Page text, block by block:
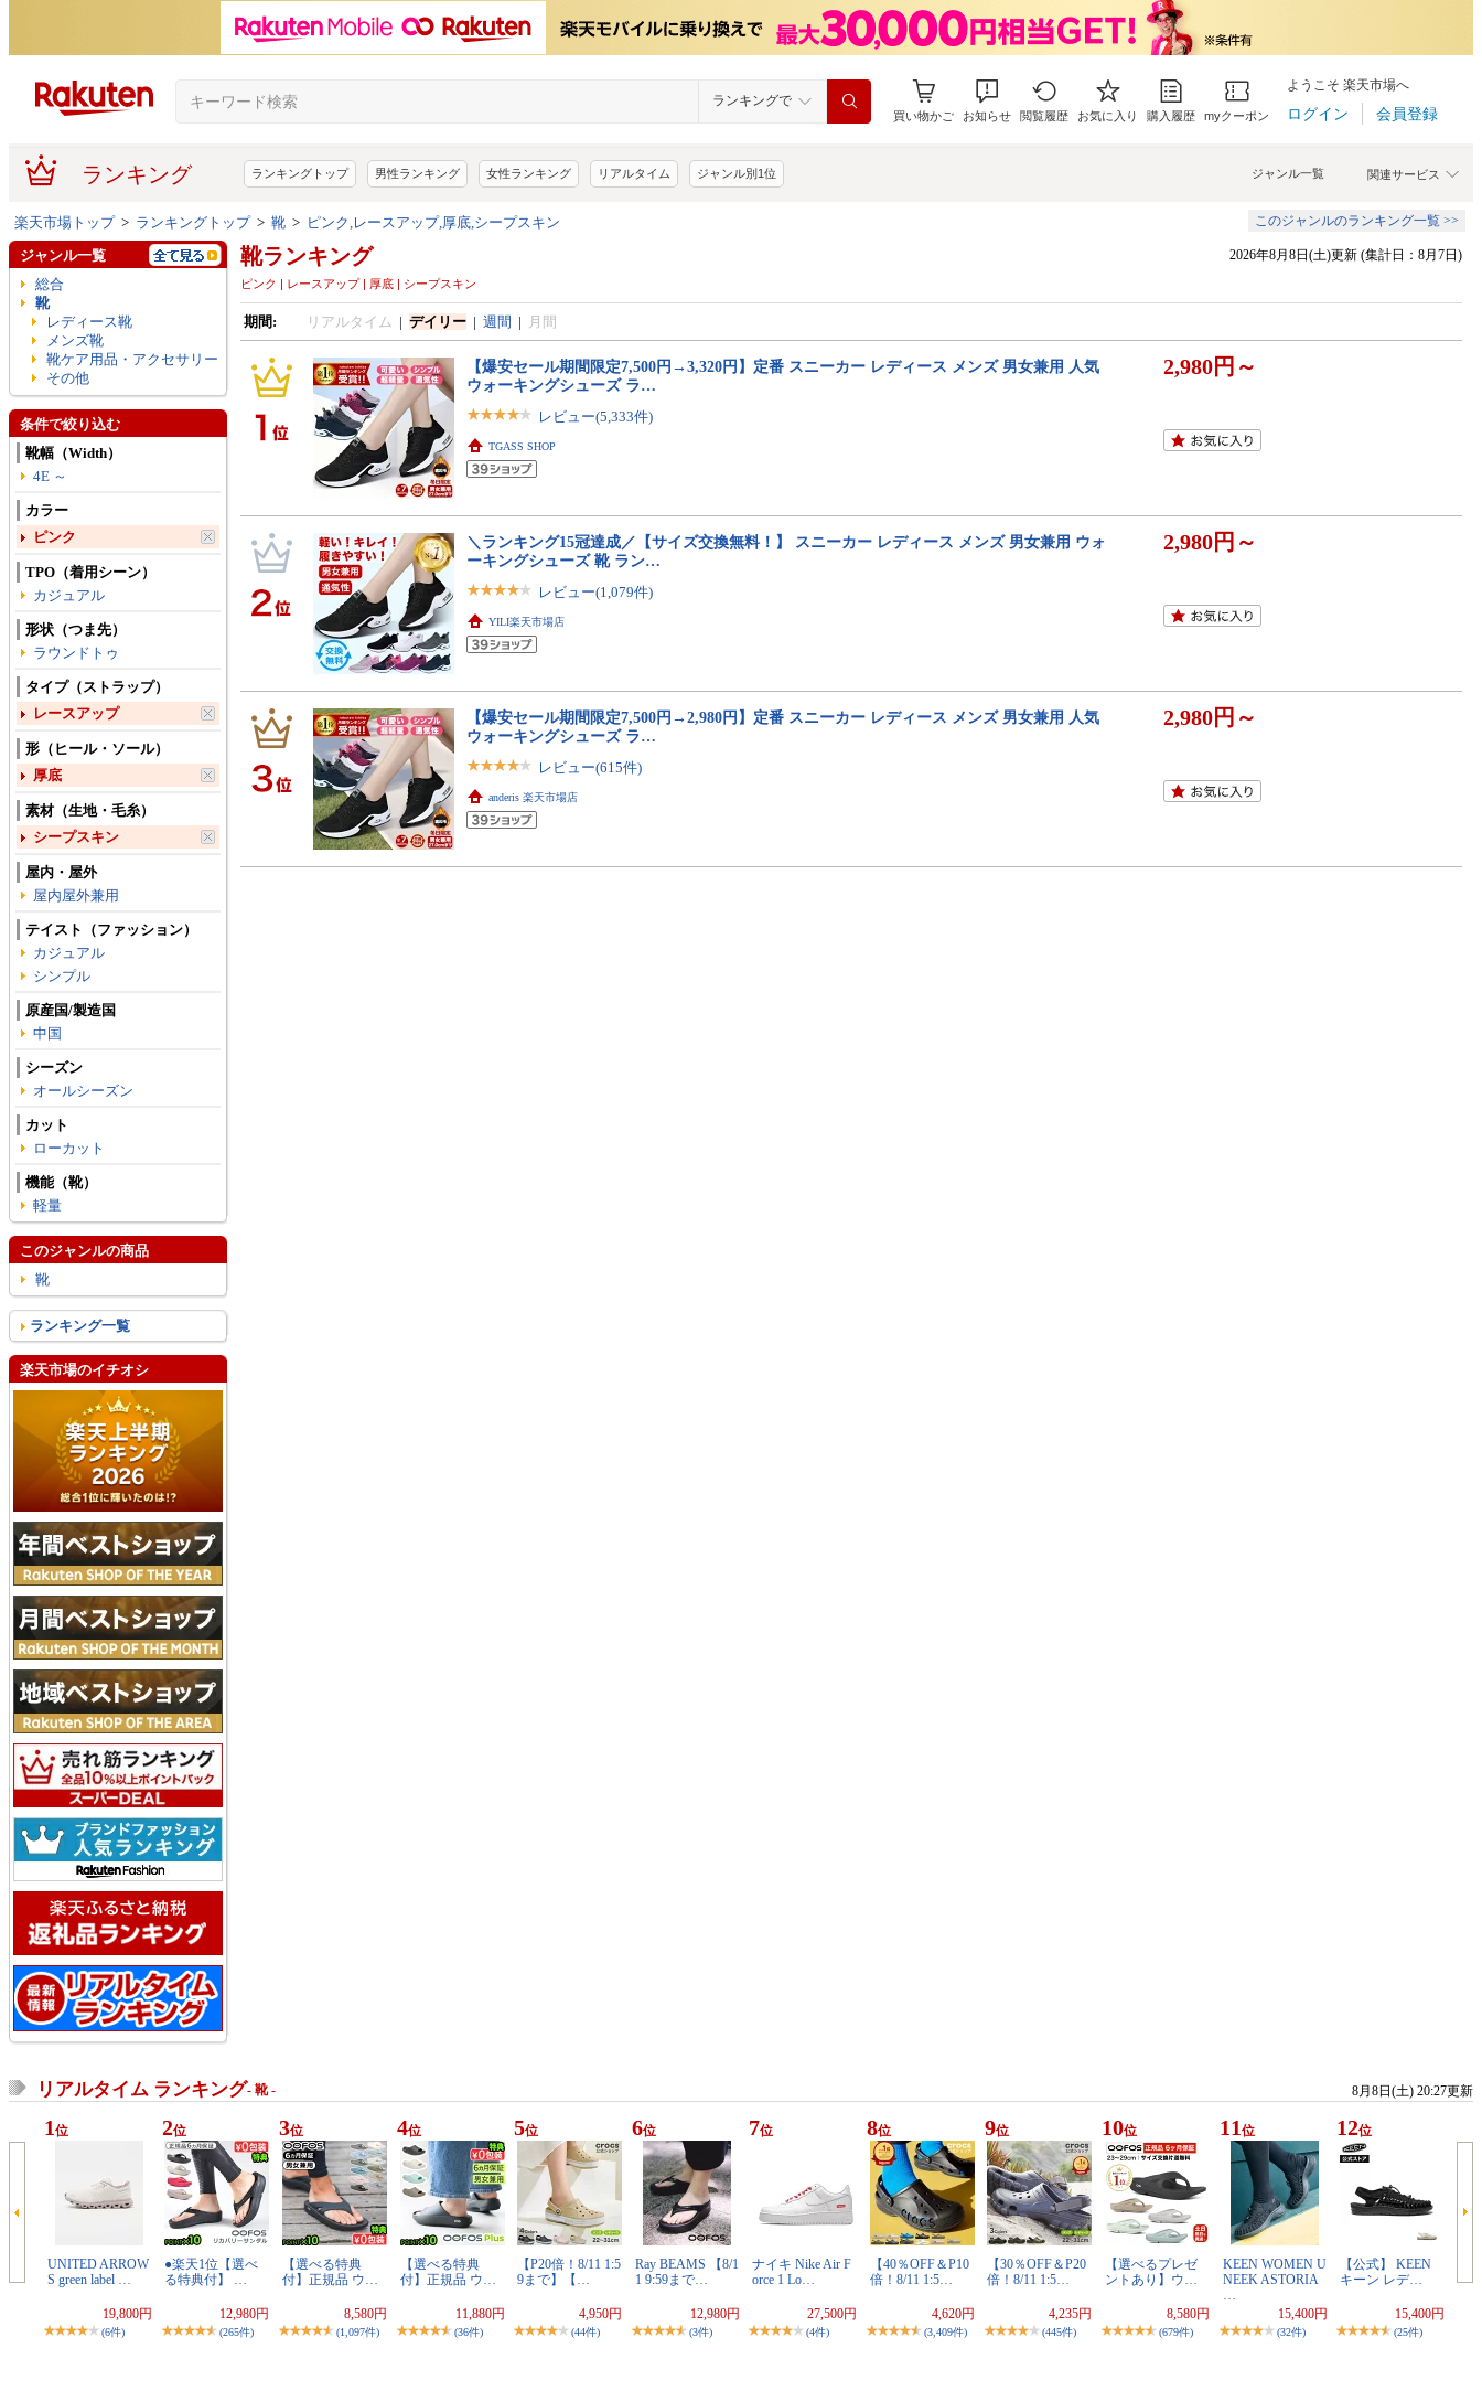
ランキングで
買い物かご お知らせ 閲覧履歴 お気に入り 購入履歴 myクーポン
ようこそ 楽天市場へ
ログイン 会員登録
ランキング 関連サービス
ジャンル一覧
ランキングトップ 男性ランキング 女性ランキング リアルタイム ジャンル別1位
楽天市場トップ> ランキングトップ> 靴 > ピンク,レースアップ,厚底,シープスキン このジャンルのランキング一覧 >>
靴ランキング
ピンク | レースアップ | 厚底 | シープスキン
2026年8月8日(土)更新 (集計日：8月7日)
期間: リアルタイム | デイリー| 週間 | 月間
【爆安セール期間限定7,500円→3,320円】定番 スニーカー レディース メンズ 男女兼用 人気
ウォーキングシューズ ラ…
レビュー(5,333件)
TGASS SHOP
2,980円～
＼ランキング15冠達成／【サイズ交換無料！】 スニーカー レディース メンズ 男女兼用 ウォ
ーキングシューズ 靴 ラン…
レビュー(1,079件)
YILI楽天市場店
2,980円～
【爆安セール期間限定7,500円→2,980円】定番 スニーカー レディース メンズ 男女兼用 人気
ウォーキングシューズ ラ…
レビュー(615件)
anderis 楽天市場店
2,980円～
ジャンル一覧
総合
靴
レディース靴
メンズ靴
靴ケア用品・アクセサリー
その他
条件で絞り込む
靴幅（Width）
4E ～
カラー
ピンク
TPO（着用シーン）
カジュアル
形状（つま先）
ラウンドトゥ
タイプ（ストラップ）
レースアップ
形（ヒール・ソール）
厚底
素材（生地・毛糸）
シープスキン
屋内・屋外
屋内屋外兼用
テイスト（ファッション）
カジュアル
シンプル
原産国/製造国
中国
シーズン
オールシーズン
カット
ローカット
機能（靴）
軽量
このジャンルの商品
靴
ランキング一覧
楽天市場のイチオシ
リアルタイム ランキング- 靴 - 8月8日(土) 20:27更新
1 位
UNITED ARROW
S green label …
19,800円
(6件)
2位
●楽天1位【選べ
る特典付】 …
12,980円
(265件)
3位
【選べる特典
付】正規品 ウ…
8,580円
(1,097件)
4位
【選べる特典
付】正規品 ウ…
11,880円
(36件)
5位
【P20倍！8/11 1:5
9まで】【…
4,950円
(44件)
6位
Ray BEAMS 【8/1
1 9:59まで…
12,980円
(3件)
7位
ナイキ Nike Air F
orce 1 Lo…
27,500円
(4件)
8位
【40％OFF＆P10
倍！8/11 1:5…
4,620円
(3,409件)
9位
【30％OFF＆P20
倍！8/11 1:5…
4,235円
(445件)
10位
【選べるプレゼ
ントあり】ウ…
8,580円
(679件)
11 位
KEEN WOMEN U
NEEK ASTORIA
15,400円
(32件)
12位
【公式】 KEEN
キーン レデ…
15,400円
(25件)